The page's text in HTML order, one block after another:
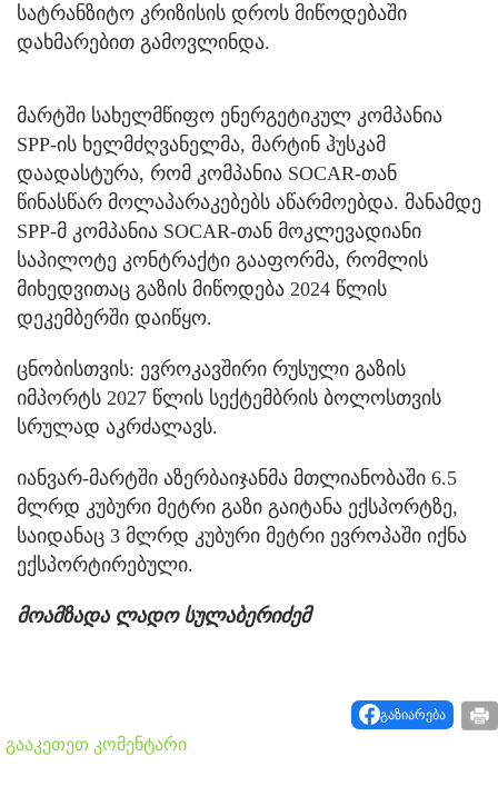
სატრანზიტო კრიზისის დროს მიწოდებაში
დახმარებით გამოვლინდა.
მარტში სახელმწიფო ენერგეტიკულ კომპანია
SPP-ის ხელმძღვანელმა, მარტინ ჰუსკამ
დაადასტურა, რომ კომპანია SOCAR-თან
წინასწარ მოლაპარაკებებს აწარმოებდა. მანამდე
SPP-მ კომპანია SOCAR-თან მოკლევადიანი
საპილოტე კონტრაქტი გააფორმა, რომლის
მიხედვითაც გაზის მიწოდება 2024 წლის
დეკემბერში დაიწყო.
ცნობისთვის: ევროკავშირი რუსული გაზის
იმპორტს 2027 წლის სექტემბრის ბოლოსთვის
სრულად აკრძალავს.
იანვარ-მარტში აზერბაიჯანმა მთლიანობაში 6.5
მლრდ კუბური მეტრი გაზი გაიტანა ექსპორტზე,
საიდანაც 3 მლრდ კუბური მეტრი ევროპაში იქნა
ექსპორტირებული.
მოამზადა ლადო სულაბერიძემ
გაზიარება
გააკეთეთ კომენტარი